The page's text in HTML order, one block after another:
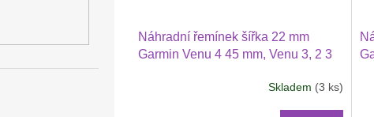
Náhradní řemínek šířka 22 mm
Garmin Venu 4 45 mm, Venu 3, 2 3
GTR 47 mm a další 2214Skladem (3 ks)